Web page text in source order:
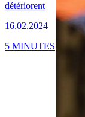
détériorent
16.02.2024
5 MINUTES